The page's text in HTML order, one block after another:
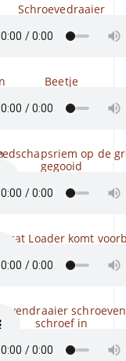
Schroevedraaier
Beetje
op de
gegooid
Loader komt
schroef in